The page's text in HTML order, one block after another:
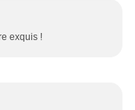
exquis !